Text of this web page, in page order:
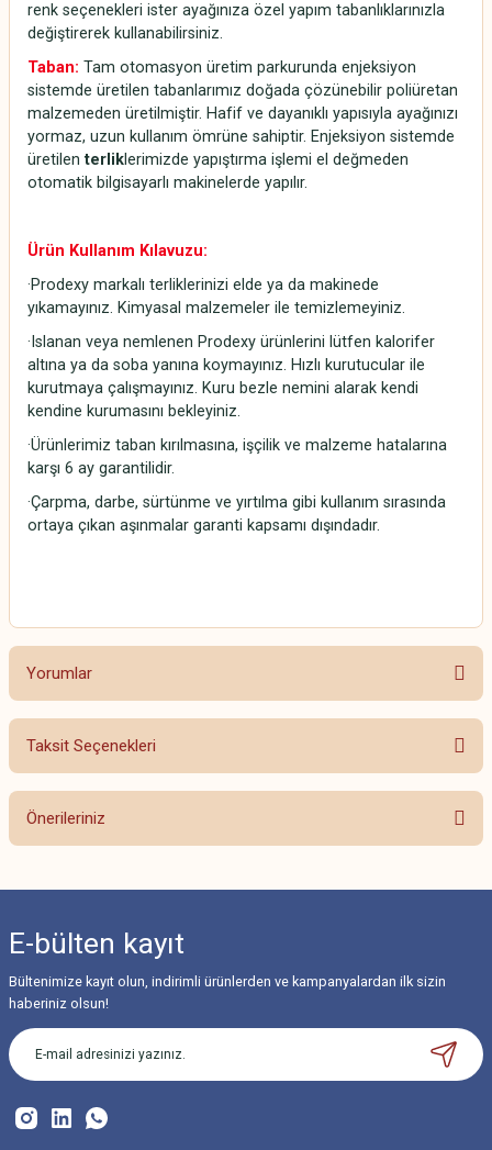
renk seçenekleri ister ayağınıza özel yapım tabanlıklarınızla
değiştirerek kullanabilirsiniz.
Taban: Tam otomasyon üretim parkurunda enjeksiyon
sistemde üretilen tabanlarımız doğada çözünebilir poliüretan
malzemeden üretilmiştir. Hafif ve dayanıklı yapısıyla ayağınızı
yormaz, uzun kullanım ömrüne sahiptir. Enjeksiyon sistemde
üretilenterliklerimizde yapıştırma işlemi el değmeden
otomatik bilgisayarlı makinelerde yapılır.
Ürün Kullanım Kılavuzu:
·Prodexy markalı terliklerinizi elde ya da makinede
yıkamayınız. Kimyasal malzemeler ile temizlemeyiniz.
·Islanan veya nemlenen Prodexy ürünlerini lütfen kalorifer
altına ya da soba yanına koymayınız. Hızlı kurutucular ile
kurutmaya çalışmayınız. Kuru bezle nemini alarak kendi
kendine kurumasını bekleyiniz.
·Ürünlerimiz taban kırılmasına, işçilik ve malzeme hatalarına
karşı 6 ay garantilidir.
·Çarpma, darbe, sürtünme ve yırtılma gibi kullanım sırasında
ortaya çıkan aşınmalar garanti kapsamı dışındadır.
Yorumlar
Bu ürüne ilk yorumu siz yapın!
Taksit Seçenekleri
Önerileriniz
Görüş ve önerileriniz için teşekkür ederiz.
Ürün resmi kalitesiz, bozuk veya görüntülenemiyor.
Ürün açıklamasında eksik bilgiler bulunuyor.
Ürün bilgilerinde hatalar bulunuyor.
Bu ürüne benzer farklı alternatifler olmalı.
E-bülten kayıt
Bültenimize kayıt olun, indirimli ürünlerden ve kampanyalardan ilk sizin
haberiniz olsun!